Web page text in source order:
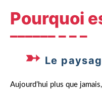
Pourquoi
Le
Aujourd’hui plus que